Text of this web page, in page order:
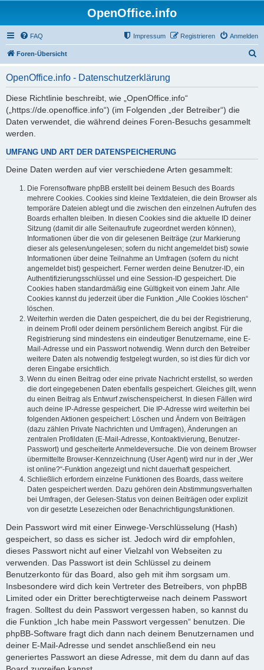
OpenOffice.info
FAQ Anmelden
Registrieren
Impressum
Foren-Übersicht
OpenOffice.info - Datenschutzerklärung
Diese Richtlinie beschreibt, wie „OpenOffice.info“
(„https://de.openoffice.info“) (im Folgenden „der Betreiber“) die
Daten verwendet, die während deines Foren-Besuchs gesammelt
werden.
UMFANG UND ART DER DATENSPEICHERUNG
Deine Daten werden auf vier verschiedene Arten gesammelt:
Die Forensoftware phpBB erstellt bei deinem Besuch des Boards
mehrere Cookies. Cookies sind kleine Textdateien, die dein Browser als
temporäre Dateien ablegt und die zwischen den einzelnen Aufrufen des
Boards erhalten bleiben. In diesen Cookies sind die aktuelle ID deiner
Sitzung (damit dir alle Seitenaufrufe zugeordnet werden können),
Informationen über die von dir gelesenen Beiträge (zur Markierung
dieser als gelesen/ungelesen; sofern du nicht angemeldet bist) sowie
Informationen über deine Teilnahme an Umfragen (sofern du nicht
angemeldet bist) gespeichert. Ferner werden deine Benutzer-ID, ein
Authentifizierungsschlüssel und eine Session-ID gespeichert. Die
Cookies haben standardmäßig eine Gültigkeit von einem Jahr. Alle
Cookies kannst du jederzeit über die Funktion „Alle Cookies löschen“
löschen.
Weiterhin werden die Daten gespeichert, die du bei der Registrierung,
in deinem Profil oder deinem persönlichem Bereich angibst. Für die
Registrierung sind mindestens ein eindeutiger Benutzername, eine E-
Mail-Adresse und ein Passwort notwendig. Wenn durch den Betreiber
weitere Daten als notwendig festgelegt wurden, so ist dies für dich vor
deren Eingabe ersichtlich.
Wenn du einen Beitrag oder eine private Nachricht erstellst, so werden
die dort eingegebenen Daten ebenfalls gespeichert. Gleiches gilt, wenn
du einen Beitrag als Entwurf zwischenspeicherst. In diesen Fällen wird
auch deine IP-Adresse gespeichert. Die IP-Adresse wird weiterhin bei
folgenden Aktionen gespeichert: Löschen und Ändern von Beiträgen
(dazu zählen Private Nachrichten und Umfragen), Änderungen an
zentralen Profildaten (E-Mail-Adresse, Kontoaktivierung, Benutzer-
Passwort) und gescheiterte Anmeldeversuche. Die von deinem Browser
übermittelte Browser-Kennzeichnung (User Agent) wird nur in der „Wer
ist online?“-Funktion angezeigt und nicht dauerhaft gespeichert.
Schließlich erfordern einzelne Funktionen des Boards, dass weitere
Daten gespeichert werden. Dazu gehören dein Abstimmungsverhalten
bei Umfragen, der Gelesen-Status von deinen Beiträgen oder explizit
von dir gesetzte Lesezeichen oder Benachrichtigungsfunktionen.
Dein Passwort wird mit einer Einwege-Verschlüsselung (Hash)
gespeichert, so dass es sicher ist. Jedoch wird dir empfohlen,
dieses Passwort nicht auf einer Vielzahl von Webseiten zu
verwenden. Das Passwort ist dein Schlüssel zu deinem
Benutzerkonto für das Board, also geh mit ihm sorgsam um.
Insbesondere wird dich kein Vertreter des Betreibers, von phpBB
Limited oder ein Dritter berechtigterweise nach deinem Passwort
fragen. Solltest du dein Passwort vergessen haben, so kannst du
die Funktion „Ich habe mein Passwort vergessen“ benutzen. Die
phpBB-Software fragt dich dann nach deinem Benutzernamen und
deiner E-Mail-Adresse und sendet anschließend ein neu
generiertes Passwort an diese Adresse, mit dem du dann auf das